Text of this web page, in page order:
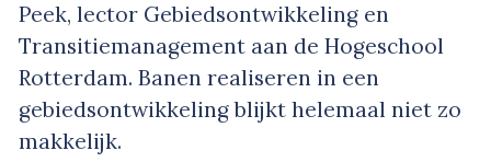
Peek, lector Gebiedsontwikkeling en
Transitiemanagement aan de Hogeschool
Rotterdam. Banen realiseren in een
gebiedsontwikkeling blijkt helemaal niet zo
makkelijk.